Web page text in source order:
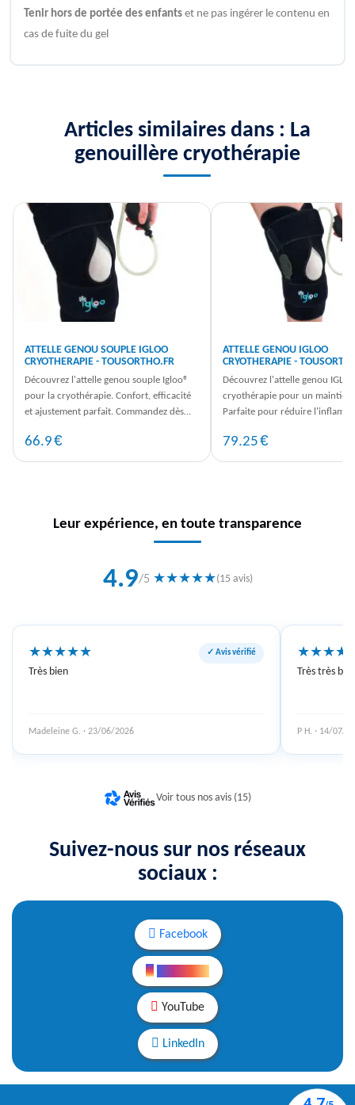
Tenir hors de portée des enfantset ne pas ingérer le contenu en
cas de fuite du gel
Articles similaires dans : La
genouillère cryothérapie
ATTELLE GENOU SOUPLE IGLOO
CRYOTHERAPIE - TOUSORTHO.FR
Découvrez l'attelle genou souple Igloo®
pour la cryothérapie. Confort, efficacité
et ajustement parfait. Commandez dès
66.9€
ATTELLE GENOU IGLOO
CRYOTHERAPIE -
Découvrez l'attelle genou
cryothérapie pour un maintien
Parfaite pour réduire
79.25€
Leur expérience, en toute transparence
4.9/5 ★★★★★(15 avis)
★★★★★ ✓ Avis vérifié
Très bien
Madeleine G. · 23/06/2026
★★★★
Très très
P H. · 14/07/
Voir tous nos avis (15)
Suivez-nous sur nos réseaux
sociaux :
Facebook
YouTube
LinkedIn